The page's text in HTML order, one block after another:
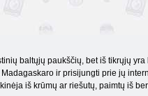
baltųjų paukščių, bet iš tikrųjų
ir prisijungti prie jų
iš krūmų ar riešutų, paimtų iš